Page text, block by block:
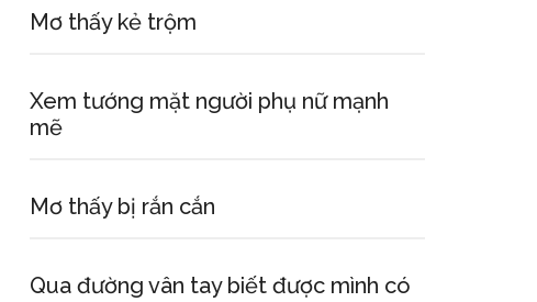
Mơ thấy kẻ trộm
Xem tướng mặt người phụ nữ mạnh
mẽ
Mơ thấy bị rắn cắn
Qua đường vân tay biết được mình có